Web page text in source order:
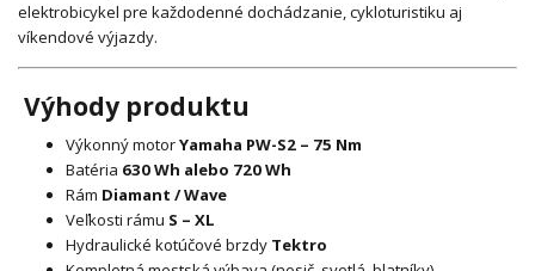
elektrobicykel pre každodenné dochádzanie, cykloturistiku aj
víkendové výjazdy.
Výhody produktu
Výkonný motorYamaha PW-S2 – 75 Nm
Batéria 630 Wh alebo 720 Wh
Rám Diamant / Wave
Veľkosti rámu S – XL
Hydraulické kotúčové brzdy Tektro